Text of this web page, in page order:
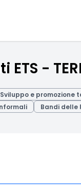
ETS -
Sviluppo e promozione
Bandi delle